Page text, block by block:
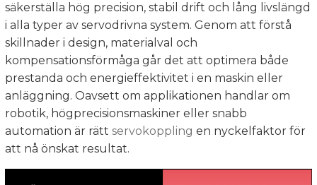
säkerställa hög precision, stabil drift och lång livslängd
i alla typer av servodrivna system. Genom att förstå
skillnader i design, materialval och
kompensationsförmåga går det att optimera både
prestanda och energieffektivitet i en maskin eller
anläggning. Oavsett om applikationen handlar om
robotik, högprecisionsmaskiner eller snabb
automation är rätt servokoppling en nyckelfaktor för
att nå önskat resultat.